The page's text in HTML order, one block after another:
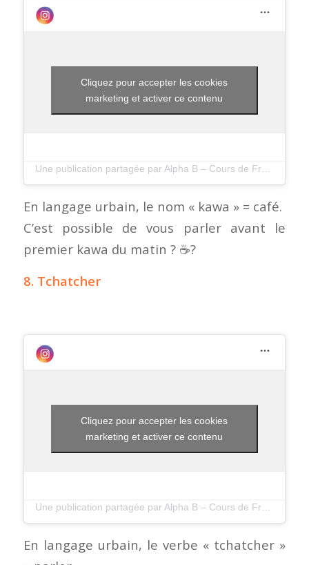
Cliquez pour accepter les cookies
marketing et activer ce contenu
En langage urbain, le nom « kawa » = café.
C’est possible de vous parler avant le
premier kawa du matin ? ☕?
8. Tchatcher
Cliquez pour accepter les cookies
marketing et activer ce contenu
En langage urbain, le verbe « tchatcher »